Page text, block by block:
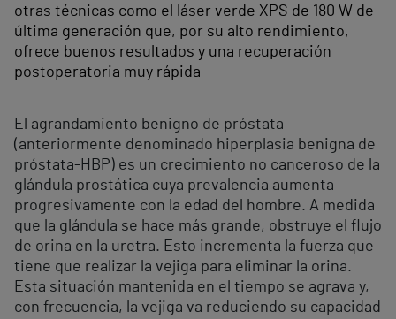
otras técnicas como el láser verde XPS de 180 W de
última generación que, por su alto rendimiento,
ofrece buenos resultados y una recuperación
postoperatoria muy rápida
El agrandamiento benigno de próstata
(anteriormente denominado hiperplasia benigna de
próstata-HBP) es un crecimiento no canceroso de la
glándula prostática cuya prevalencia aumenta
progresivamente con la edad del hombre. A medida
que la glándula se hace más grande, obstruye el flujo
de orina en la uretra. Esto incrementa la fuerza que
tiene que realizar la vejiga para eliminar la orina.
Esta situación mantenida en el tiempo se agrava y,
con frecuencia, la vejiga va reduciendo su capacidad